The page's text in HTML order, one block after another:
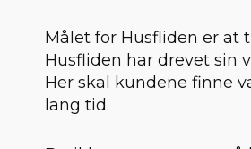
Målet for Husfliden er at
Husfliden har drevet sin
Her skal kundene finne
lang tid.